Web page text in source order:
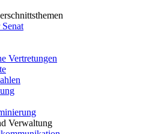
Vertretungen
Verwaltung